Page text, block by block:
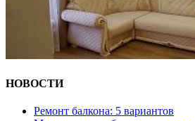
НОВОСТИ
Ремонт балкона: 5 вариантов